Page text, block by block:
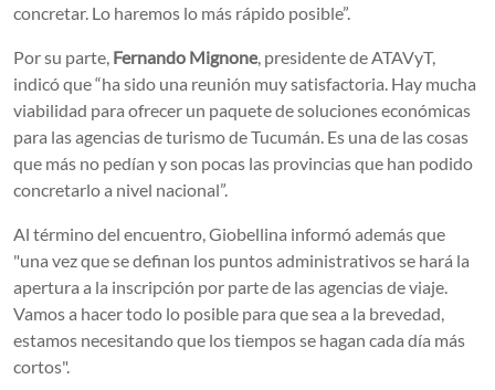
concretar. Lo haremos lo más rápido posible”.
Por su parte, Fernando Mignone , presidente de ATAVyT,
indicó que “ha sido una reunión muy satisfactoria. Hay mucha
viabilidad para ofrecer un paquete de soluciones económicas
para las agencias de turismo de Tucumán. Es una de las cosas
que más no pedían y son pocas las provincias que han podido
concretarlo a nivel nacional”.
Al término del encuentro, Giobellina informó además que
"una vez que se definan los puntos administrativos se hará la
apertura a la inscripción por parte de las agencias de viaje.
Vamos a hacer todo lo posible para que sea a la brevedad,
estamos necesitando que los tiempos se hagan cada día más
cortos".